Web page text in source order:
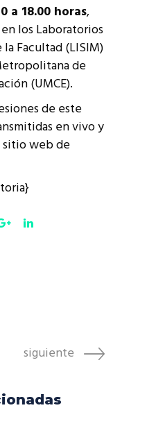
a 18.00 horas,
los Laboratorios
Facultad (LISIM)
de
(UMCE).
de este
en vivo y
web de
siguiente